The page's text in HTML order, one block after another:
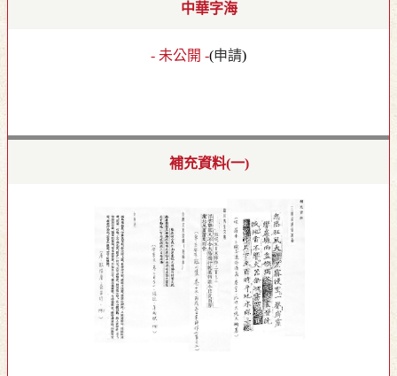
中華字海
- 未公開 -(申請)
補充資料(一)